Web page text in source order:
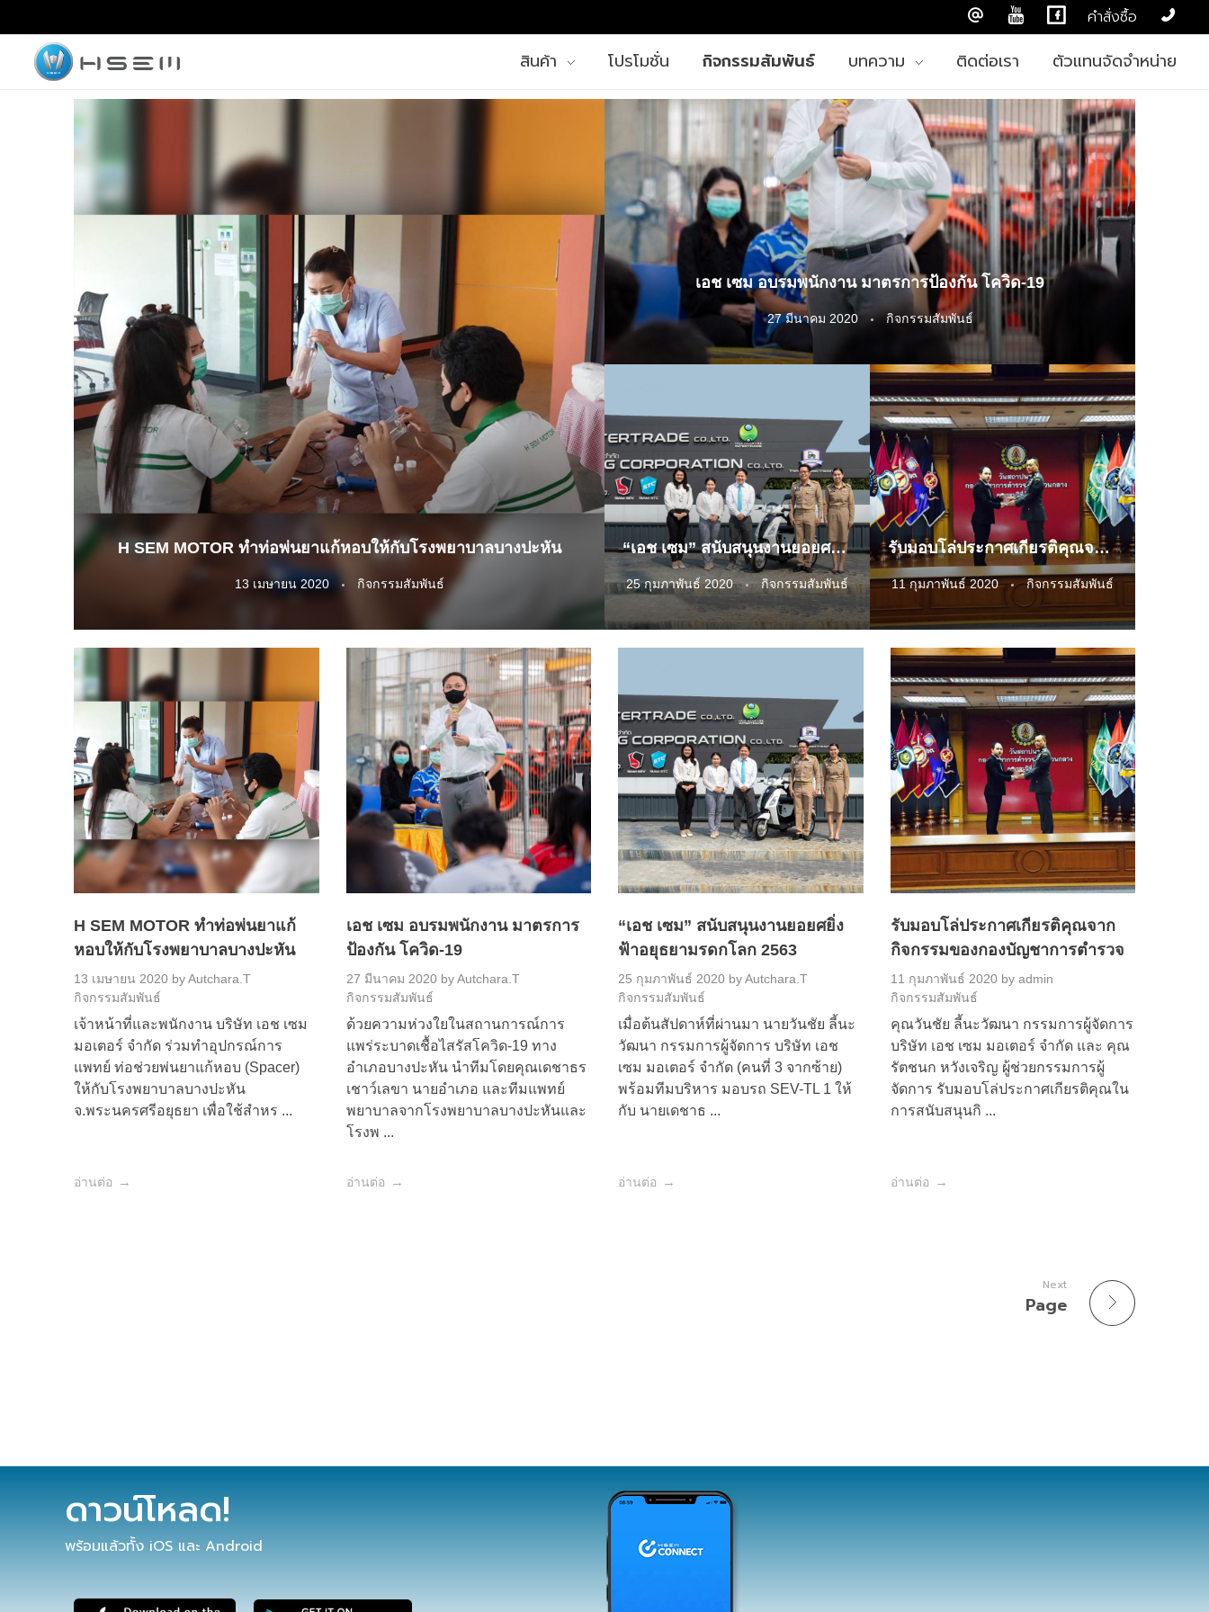
คำสั่งซื้อ
สินค้า โปรโมชั่น กิจกรรมสัมพันธ์ บทความ ติดต่อเรา ตัวแทนจัดจำหน่าย
H SEM MOTOR ทำท่อพ่นยาแก้หอบให้กับโรงพยาบาลบางปะหัน
13 เมษายน 2020 กิจกรรมสัมพันธ์
เอช เซม อบรมพนักงาน มาตรการป้องกัน โควิด-19
27 มีนาคม 2020 กิจกรรมสัมพันธ์
“เอช เซม” สนับสนุนงานยอยศยิ่งฟ้าอยุธยามรดกโลก 2563
25 กุมภาพันธ์ 2020 กิจกรรมสัมพันธ์
รับมอบโล่ประกาศเกียรติคุณจากกิจกรรมของกองบัญชาการตำรวจ
11 กุมภาพันธ์ 2020 กิจกรรมสัมพันธ์
H SEM MOTOR ทำท่อพ่นยาแก้
หอบให้กับโรงพยาบาลบางปะหัน
13 เมษายน 2020 byAutchara.T
กิจกรรมสัมพันธ์
เจ้าหน้าที่และพนักงาน บริษัท เอช เซม
มอเตอร์ จำกัด ร่วมทำอุปกรณ์การ
แพทย์ ท่อช่วยพ่นยาแก้หอบ (Spacer)
ให้กับโรงพยาบาลบางปะหัน
จ.พระนครศรีอยุธยา เพื่อใช้สำหร ...
อ่านต่อ
เอช เซม อบรมพนักงาน มาตรการ
ป้องกัน โควิด-19
27 มีนาคม 2020 by Autchara.T
กิจกรรมสัมพันธ์
ด้วยความห่วงใยในสถานการณ์การ
แพร่ระบาดเชื้อไสรัสโควิด-19 ทาง
อำเภอบางปะหัน นำทีมโดยคุณเดชาธร
เชาว์เลขา นายอำเภอ และทีมแพทย์
พยาบาลจากโรงพยาบาลบางปะหันและ
โรงพ ...
อ่านต่อ
“เอช เซม” สนับสนุนงานยอยศยิ่ง
ฟ้าอยุธยามรดกโลก 2563
25 กุมภาพันธ์ 2020 byAutchara.T
กิจกรรมสัมพันธ์
เมื่อต้นสัปดาห์ที่ผ่านมา นายวันชัย ลี้นะ
วัฒนา กรรมการผู้จัดการ บริษัท เอช
เซม มอเตอร์ จำกัด (คนที่ 3 จากซ้าย)
พร้อมทีมบริหาร มอบรถ SEV-TL 1 ให้
กับ นายเดชาธ ...
อ่านต่อ
รับมอบโล่ประกาศเกียรติคุณจาก
กิจกรรมของกองบัญชาการตำรวจ
11 กุมภาพันธ์ 2020 by admin
กิจกรรมสัมพันธ์
คุณวันชัย ลี้นะวัฒนา กรรมการผู้จัดการ
บริษัท เอช เซม มอเตอร์ จำกัด และ คุณ
รัตชนก หวังเจริญ ผู้ช่วยกรรมการผู้
จัดการ รับมอบโล่ประกาศเกียรติคุณใน
การสนับสนุนกิ ...
อ่านต่อ
Next
Page
ดาวน์โหลด!
พร้อมแล้วทั้ง iOS และ Android